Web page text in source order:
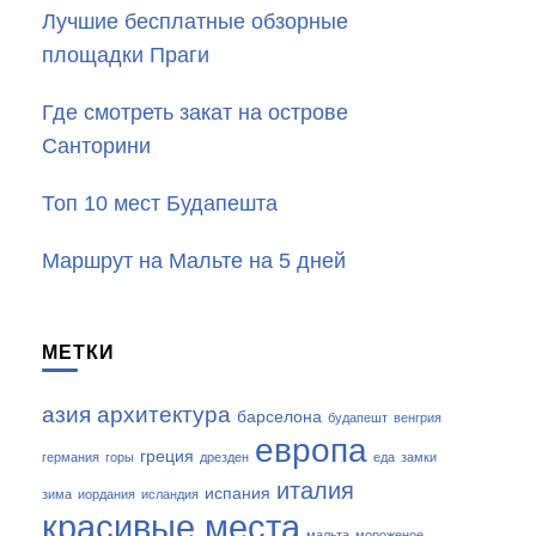
Лучшие бесплатные обзорные
площадки Праги
Где смотреть закат на острове
Санторини
Топ 10 мест Будапешта
Маршрут на Мальте на 5 дней
МЕТКИ
азия архитектура барселона будапешт венгрия
германия горы греция дрезден европа еда замки
зима иордания исландия испания италия
красивые места